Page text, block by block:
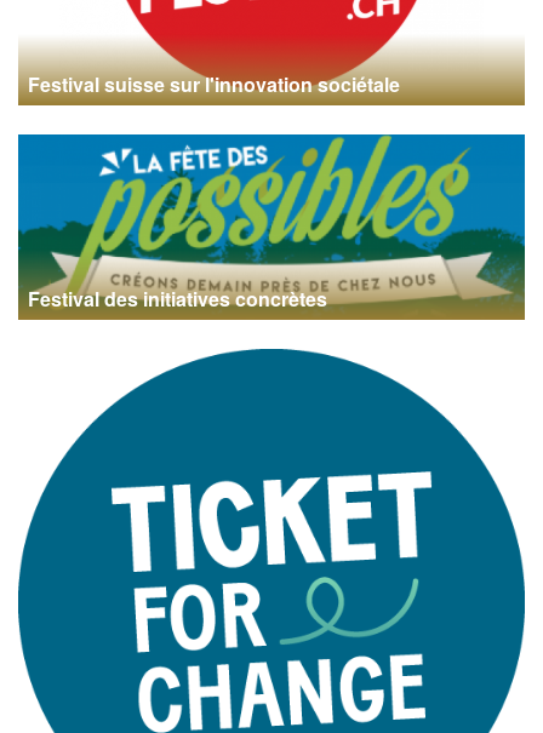
Festival suisse sur l'innovation sociétale
Festival des initiatives concrètes